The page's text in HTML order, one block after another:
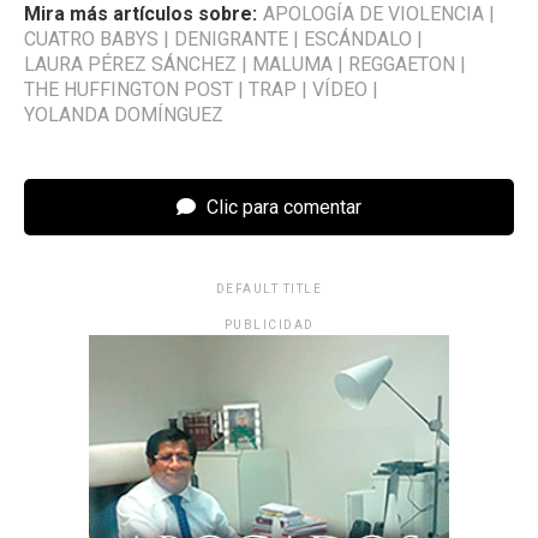
Mira más artículos sobre: APOLOGÍA DE VIOLENCIA |
CUATRO BABYS | DENIGRANTE | ESCÁNDALO |
LAURA PÉREZ SÁNCHEZ | MALUMA | REGGAETON |
THE HUFFINGTON POST | TRAP | VÍDEO |
YOLANDA DOMÍNGUEZ
Clic para comentar
DEFAULT TITLE
PUBLICIDAD